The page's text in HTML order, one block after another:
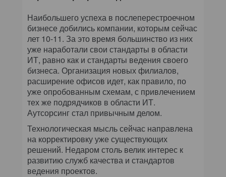
Наибольшего успеха в послеперестроечном
бизнесе добились компании, которым сейчас
лет 10-11. За это время большинство из них
уже наработали свои стандарты в области
ИТ, равно как и стандарты ведения своего
бизнеса. Организация новых филиалов,
расширение офисов идет, как правило, по
уже опробованным схемам, с привлечением
тех же подрядчиков в области ИТ.
Аутсорсинг стал привычным делом.
Технологическая мысль сейчас направлена
на корректировку уже существующих
решений. Недаром столь велик интерес к
развитию служб качества и стандартов
ведения проектов.